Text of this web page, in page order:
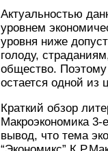
Актуальностью
уровнем
уровня ниже
голоду,
общество. Поэтому
остается одной из
Краткий обзор
Макроэкономика
вывод, что тема